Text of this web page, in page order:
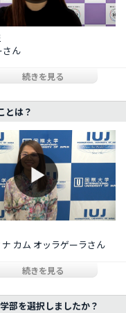
さん
続きを見る
とは？
カム オッラゲーラさん
続きを見る
部を選択しましたか？